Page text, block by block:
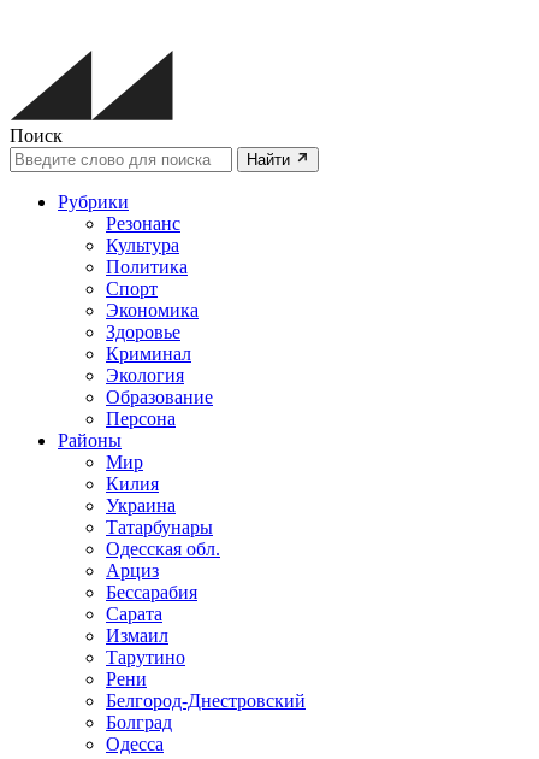
Поиск
Найти
Рубрики
Резонанс
Культура
Политика
Спорт
Экономика
Здоровье
Криминал
Экология
Образование
Персона
Районы
Мир
Килия
Украина
Татарбунары
Одесская обл.
Арциз
Бессарабия
Сарата
Измаил
Тарутино
Рени
Белгород-Днестровский
Болград
Одесса